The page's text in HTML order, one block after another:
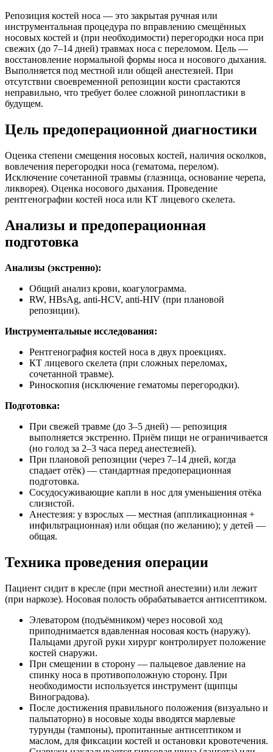
Репозиция костей носа — это закрытая ручная или
инструментальная процедура по вправлению смещённых
носовых костей и (при необходимости) перегородки носа при
свежих (до 7–14 дней) травмах носа с переломом. Цель —
восстановление нормальной формы носа и носового дыхания.
Выполняется под местной или общей анестезией. При
отсутствии своевременной репозиции кости срастаются
неправильно, что требует более сложной ринопластики в
будущем.
Цель предоперационной диагностики
Оценка степени смещения носовых костей, наличия осколков,
вовлечения перегородки носа (гематома, перелом).
Исключение сочетанной травмы (глазница, основание черепа,
ликворея). Оценка носового дыхания. Проведение
рентгенографии костей носа или КТ лицевого скелета.
Анализы и предоперационная
подготовка
Анализы (экстренно):
Общий анализ крови, коагулограмма.
RW, HBsAg, anti-HCV, anti-HIV (при плановой
репозиции).
Инструментальные исследования:
Рентгенография костей носа в двух проекциях.
КТ лицевого скелета (при сложных переломах,
сочетанной травме).
Риноскопия (исключение гематомы перегородки).
Подготовка:
При свежей травме (до 3–5 дней) — репозиция
выполняется экстренно. Приём пищи не ограничивается
(но голод за 2–3 часа перед анестезией).
При плановой репозиции (через 7–14 дней, когда
спадает отёк) — стандартная предоперационная
подготовка.
Сосудосуживающие капли в нос для уменьшения отёка
слизистой.
Анестезия: у взрослых — местная (аппликационная +
инфильтрационная) или общая (по желанию); у детей —
общая.
Техника проведения операции
Пациент сидит в кресле (при местной анестезии) или лежит
(при наркозе). Носовая полость обрабатывается антисептиком.
Элеватором (подъёмником) через носовой ход
приподнимается вдавленная носовая кость (наружу).
Пальцами другой руки хирург контролирует положение
костей снаружи.
При смещении в сторону — пальцевое давление на
спинку носа в противоположную сторону. При
необходимости используется инструмент (щипцы
Виноградова).
После достижения правильного положения (визуально и
пальпаторно) в носовые ходы вводятся марлевые
турунды (тампоны), пропитанные антисептиком и
маслом, для фиксации костей и остановки кровотечения.